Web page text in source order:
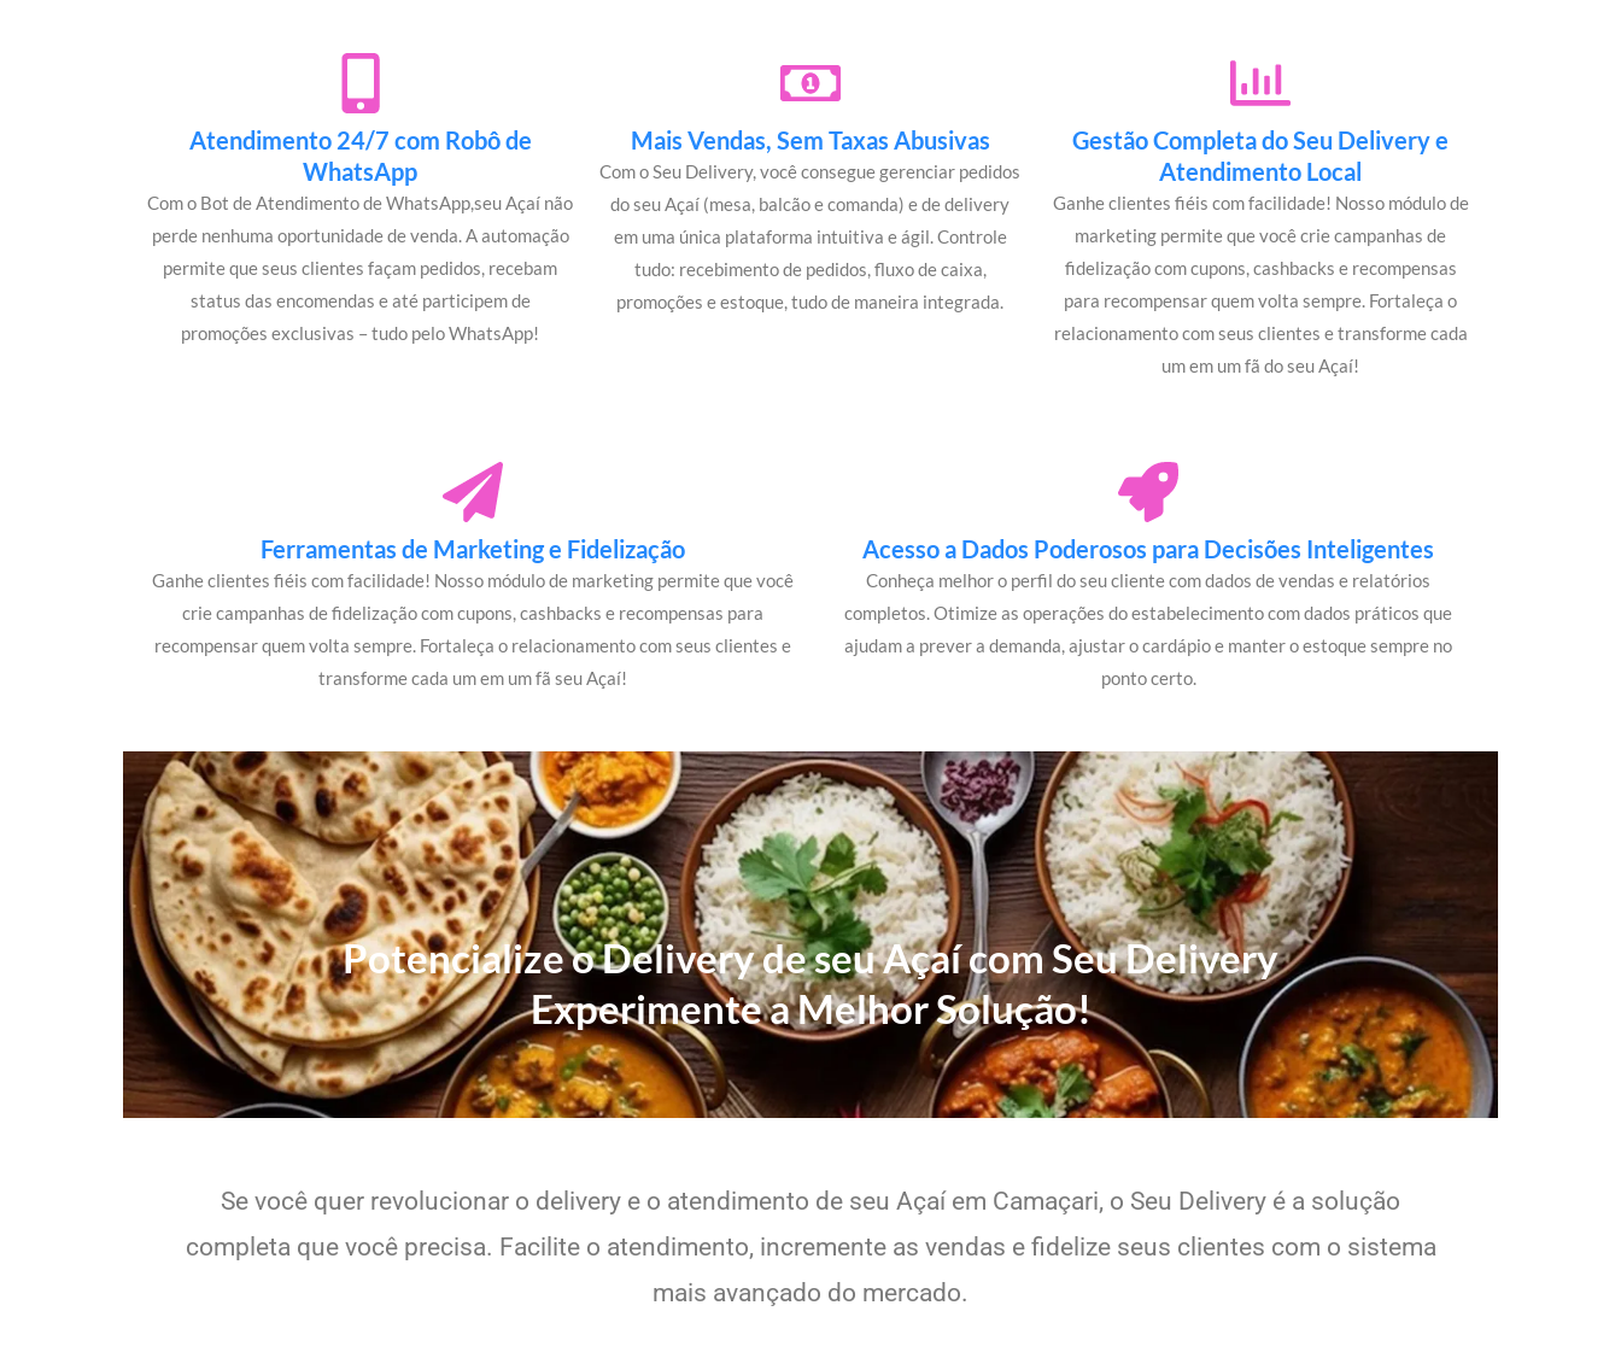
Atendimento 24/7 com Robô de
WhatsApp
Com o Bot de Atendimento de WhatsApp,seu Açaí não
perde nenhuma oportunidade de venda. A automação
permite que seus clientes façam pedidos, recebam
status das encomendas e até participem de
promoções exclusivas – tudo pelo WhatsApp!
Mais Vendas, Sem Taxas Abusivas
Com o Seu Delivery, você consegue gerenciar pedidos
do seu Açaí (mesa, balcão e comanda) e de delivery
em uma única plataforma intuitiva e ágil. Controle
tudo: recebimento de pedidos, fluxo de caixa,
promoções e estoque, tudo de maneira integrada.
Gestão Completa do Seu Delivery e
Atendimento Local
Ganhe clientes fiéis com facilidade! Nosso módulo de
marketing permite que você crie campanhas de
fidelização com cupons, cashbacks e recompensas
para recompensar quem volta sempre. Fortaleça o
relacionamento com seus clientes e transforme cada
um em um fã do seu Açaí!
Ferramentas de Marketing e Fidelização
Ganhe clientes fiéis com facilidade! Nosso módulo de marketing permite que você
crie campanhas de fidelização com cupons, cashbacks e recompensas para
recompensar quem volta sempre. Fortaleça o relacionamento com seus clientes e
transforme cada um em um fã seu Açaí!
Acesso a Dados Poderosos para Decisões Inteligentes
Conheça melhor o perfil do seu cliente com dados de vendas e relatórios
completos. Otimize as operações do estabelecimento com dados práticos que
ajudam a prever a demanda, ajustar o cardápio e manter o estoque sempre no
ponto certo.
Potencialize o Delivery de seu Açaí com Seu Delivery
Experimente a Melhor Solução!
Se você quer revolucionar o delivery e o atendimento de seu Açaí em Camaçari, o Seu Delivery é a solução
completa que você precisa. Facilite o atendimento, incremente as vendas e fidelize seus clientes com o sistema
mais avançado do mercado.